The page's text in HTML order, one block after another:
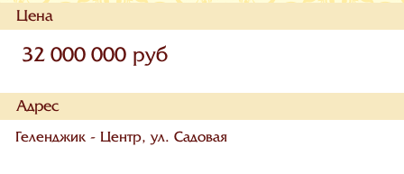
Цена
32 000 000 руб
Адрес
Геленджик - Центр, ул. Садовая